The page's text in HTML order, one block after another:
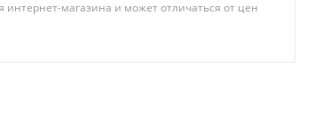
интернет-магазина и может отличаться от цен